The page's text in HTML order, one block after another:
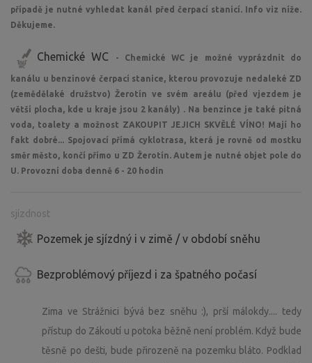
případě je nutné vyhledat kanál před čerpací stanicí. Info viz níže.
Děkujeme.
Chemické WC - Chemické WC je možné vyprázdnit do
kanálu u benzinové čerpací stanice, kterou provozuje nedaleké ZD
(zemědělaké družstvo) Žerotín ve svém areálu (před vjezdem je
větší plocha, kde u kraje jsou 2 kanály) . Na benzince je také pitná
voda, toalety a možnost ZAKOUPIT JEJICH SKVĚLÉ VÍNO! Mají ho
fakt dobré... Spojovací přímá cyklotrasa, která je rovně od mostku
směr město, končí přímo u ZD Žerotín. Autem je nutné objet pole do
U. Provozní doba denně 6 - 20 hodin
sjízdnost
Pozemek je sjízdný i v zimě / v období sněhu
Bezproblémový příjezd i za špatného počasí
Zima ve Strážnici bývá bez sněhu :), prší málokdy.... tedy
přístup do Zákoutí u potoka běžně není problém. Když bude
těsně po dešti, bude přirozeně na pozemku bláto. Podklad